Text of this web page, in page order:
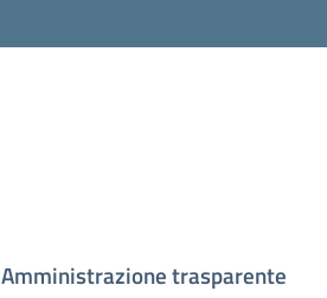
Amministrazione trasparente